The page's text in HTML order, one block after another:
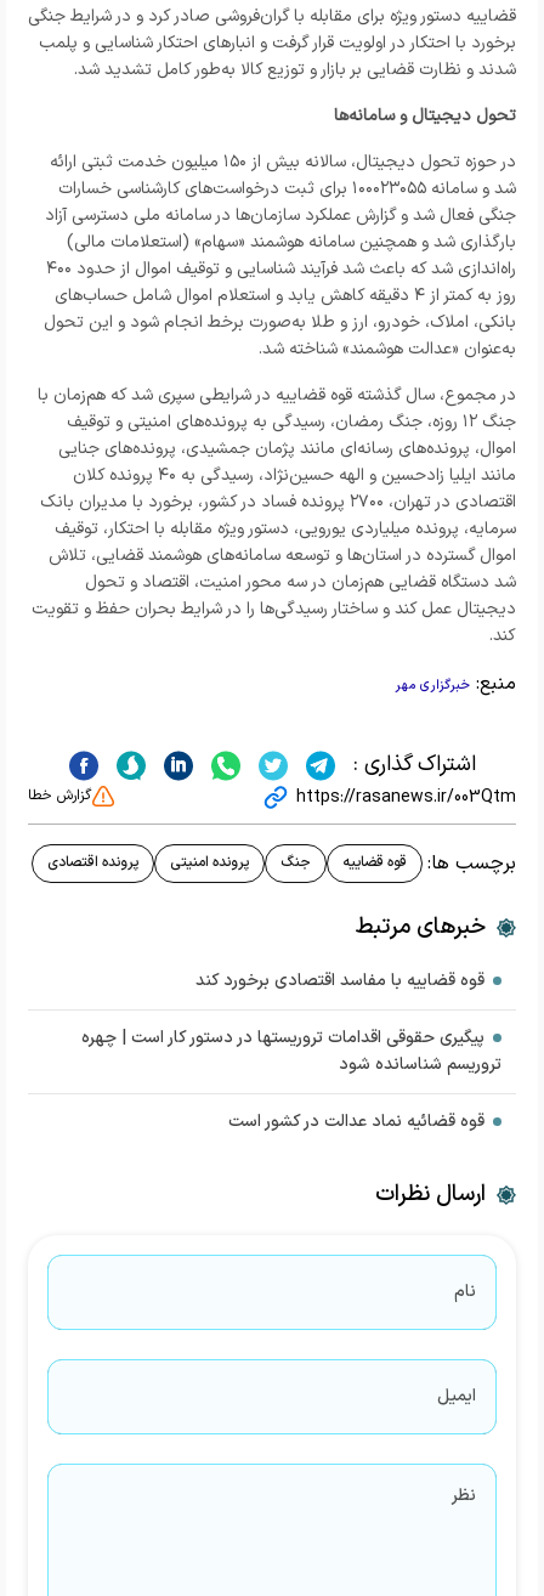
قضاییه دستور ویژه برای مقابله با گران‌فروشی صادر کرد و در شرایط جنگی
برخورد با احتکار در اولویت قرار گرفت و انبارهای احتکار شناسایی و پلمب
شدند و نظارت قضایی بر بازار و توزیع کالا به‌طور کامل تشدید شد.
تحول دیجیتال و سامانه‌ها
در حوزه تحول دیجیتال، سالانه بیش از ۱۵۰ میلیون خدمت ثبتی ارائه
شد و سامانه ۱۰۰۰۲۳۰۵۵ برای ثبت درخواست‌های کارشناسی خسارات
جنگی فعال شد و گزارش عملکرد سازمان‌ها در سامانه ملی دسترسی آزاد
بارگذاری شد و همچنین سامانه هوشمند «سهام» (استعلامات مالی)
راه‌اندازی شد که باعث شد فرآیند شناسایی و توقیف اموال از حدود ۴۰۰
روز به کمتر از ۴ دقیقه کاهش یابد و استعلام اموال شامل حساب‌های
بانکی، املاک، خودرو، ارز و طلا به‌صورت برخط انجام شود و این تحول
به‌عنوان «عدالت هوشمند» شناخته شد.
در مجموع، سال گذشته قوه قضاییه در شرایطی سپری شد که هم‌زمان با
جنگ ۱۲ روزه، جنگ رمضان، رسیدگی به پرونده‌های امنیتی و توقیف
اموال، پرونده‌های رسانه‌ای مانند پژمان جمشیدی، پرونده‌های جنایی
مانند ایلیا زادحسین و الهه حسین‌نژاد، رسیدگی به ۴۰ پرونده کلان
اقتصادی در تهران، ۲۷۰۰ پرونده فساد در کشور، برخورد با مدیران بانک
سرمایه، پرونده میلیاردی یورویی، دستور ویژه مقابله با احتکار، توقیف
اموال گسترده در استان‌ها و توسعه سامانه‌های هوشمند قضایی، تلاش
شد دستگاه قضایی هم‌زمان در سه محور امنیت، اقتصاد و تحول
دیجیتال عمل کند و ساختار رسیدگی‌ها را در شرایط بحران حفظ و تقویت
کند.
منبع: خبرگزاری مهر
اشتراک گذاری :
https://rasanews.ir/003Qtm گزارش خطا
برچسب ها: قوه قضاییه جنگ پرونده امنیتی پرونده اقتصادی
خبرهای مرتبط
قوه قضاییه با مفاسد اقتصادی برخورد کند
پیگیری حقوقی اقدامات تروریستها در دستور کار است | چهره
تروریسم شناسانده شود
قوه قضائیه نماد عدالت در کشور است
ارسال نظرات